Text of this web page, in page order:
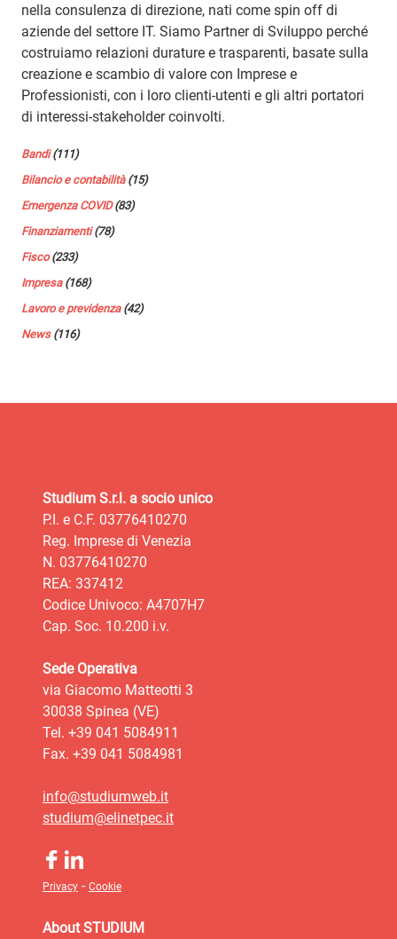
nella consulenza di direzione, nati come spin off di
aziende del settore IT. Siamo Partner di Sviluppo perché
costruiamo relazioni durature e trasparenti, basate sulla
creazione e scambio di valore con Imprese e
Professionisti, con i loro clienti-utenti e gli altri portatori
di interessi-stakeholder coinvolti.
Bandi(111)
Bilancio e contabilità(15)
Emergenza COVID(83)
Finanziamenti(78)
Fisco(233)
Impresa(168)
Lavoro e previdenza(42)
News(116)
Studium S.r.l. a socio unico
P.I. e C.F. 03776410270
Reg. Imprese di Venezia
N. 03776410270
REA: 337412
Codice Univoco: A4707H7
Cap. Soc. 10.200 i.v.
Sede Operativa
via Giacomo Matteotti 3
30038 Spinea (VE)
Tel. +39 041 5084911
Fax. +39 041 5084981
info@studiumweb.it
studium@elinetpec.it
Privacy - Cookie
About STUDIUM